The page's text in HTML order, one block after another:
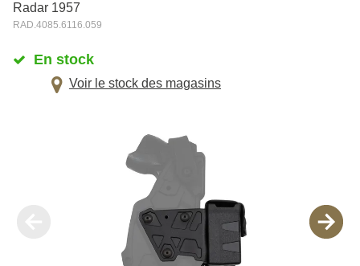
Radar 1957
RAD.4085.6116.059
En stock
Voir le stock des magasins